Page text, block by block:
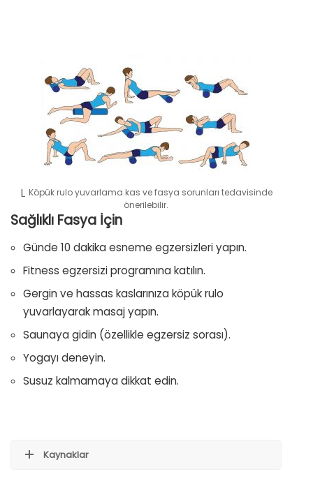
Köpük rulo yuvarlama kas ve fasya sorunları tedavisinde
önerilebilir.
Sağlıklı Fasya İçin
Günde 10 dakika esneme egzersizleri yapın.
Fitness egzersizi programına katılın.
Gergin ve hassas kaslarınıza köpük rulo
yuvarlayarak masaj yapın.
Saunaya gidin (özellikle egzersiz sorası).
Yogayı deneyin.
Susuz kalmamaya dikkat edin.
Kaynaklar